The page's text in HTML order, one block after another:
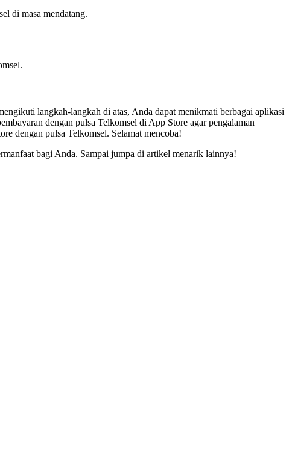
di masa mendatang.
langkah-langkah di atas, Anda dapat menikmati berbagai aplikasi
dengan pulsa Telkomsel di App Store agar pengalaman
dengan pulsa Telkomsel. Selamat mencoba!
bagi Anda. Sampai jumpa di artikel menarik lainnya!